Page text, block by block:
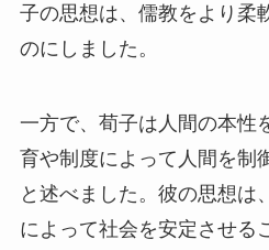
子の思想は、儒教をより柔
のにしました。
一方で、荀子は人間の本性
育や制度によって人間を制
と述べました。彼の思想は
によって社会を安定させる